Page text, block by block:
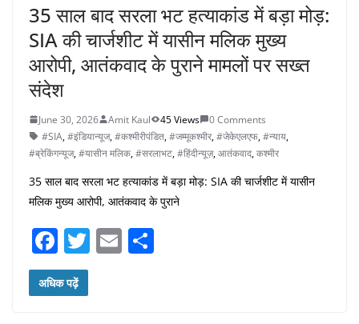
35 साल बाद सरला भट हत्याकांड में बड़ा मोड़:
SIA की चार्जशीट में यासीन मलिक मुख्य
आरोपी, आतंकवाद के पुराने मामलों पर सख्त
संदेश
June 30, 2026 Amit Kaul 45 Views
0 Comments
#SIA,#इंडियान्यूज,#कश्मीरीपंडित,#जम्मूकश्मीर,#जेकेएलएफ,#न्याय,
#ब्रेकिंगन्यूज,#यासीन मलिक,#सरलाभट,#हिंदीन्यूज़,आतंकवाद,कश्मीर
35 साल बाद सरला भट हत्याकांड में बड़ा मोड़: SIA की चार्जशीट में यासीन
मलिक मुख्य आरोपी, आतंकवाद के पुराने
F
a
c
T E
अधिक पढ़ें